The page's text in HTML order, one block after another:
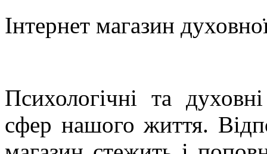
Інтернет магазин
Психологічні та
сфер нашого життя.